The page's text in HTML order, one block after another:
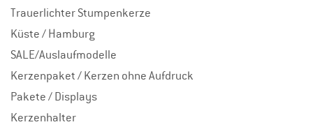
Trauerlichter Stumpenkerze
Küste / Hamburg
SALE/Auslaufmodelle
Kerzenpaket / Kerzen ohne Aufdruck
Pakete / Displays
Kerzenhalter